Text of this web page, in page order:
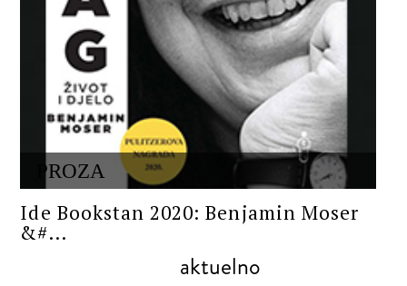
PROZA
Ide Bookstan 2020: Benjamin Moser
&#...
aktuelno